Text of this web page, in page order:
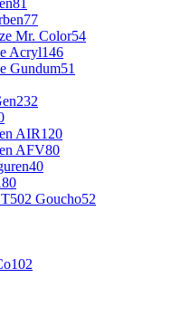
77
Mr. Color54
Acryl146
Gundum51
232
AIR120
AFV80
40
Goucho52
102